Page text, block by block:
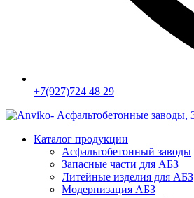
+7(927)724 48 29
Каталог продукции
Асфальтобетонный заводы
Запасные части для АБЗ
Литейные изделия для АБЗ
Модернизация АБЗ